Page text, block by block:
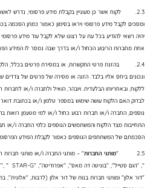
2.3. לקוח אשר כן מעוניין בקבלת מידע פרסומי, נדרש
ומסכים לקבל מידע פרסומי ויראו בסימון כאמור כמתן הסכמה
יהיה רשאי להודיע בכל עת על רצונו שלא לקבל עוד מידע
אחת מחברות הריבוע הכחול ו/או בדרך שבה נמסר לו המידע
2.4. בהזנת פרטי התקשרות, או במסירת פרטים בכלל,
ונכונים ביחס אליו בלבד. הזנה או מסירה של פרטים של
ללקוח, ובאחריותו הבלעדית. ויובהר, הואיל ולחברה ו/או
לבדוק האם הלקוח עושה שימוש במספר טלפון ו/או בכתובת
נוספים, החברה ו/או חברות רבוע כחול ו/או למי מטעמן רואות
התחייבות מצד הלקוח והמשתמשים הנוספים כלפי החברה ו/או
הסכמתם של המשתתפים הנוספים כאמור לקבלת המידע
2.5 " מותגי החברות